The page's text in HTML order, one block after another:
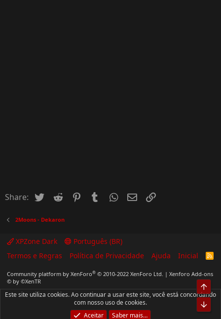
Share: Twitter Reddit PinterestTumblrWhatsApp
Email
2Moons - Dekaron
XPZone Dark
Português (BR)
Termos e Regras
Política de Privacidade Ajuda Inicial
R
Community platform by XenForo® © 2010-2022 XenForo Ltd. | Xenforo Add-ons
© by ©XenTR
Este site utiliza cookies. Ao continuar a usar este site, você está concordando
com nosso uso de cookies.
Aceitar
Saber mais…